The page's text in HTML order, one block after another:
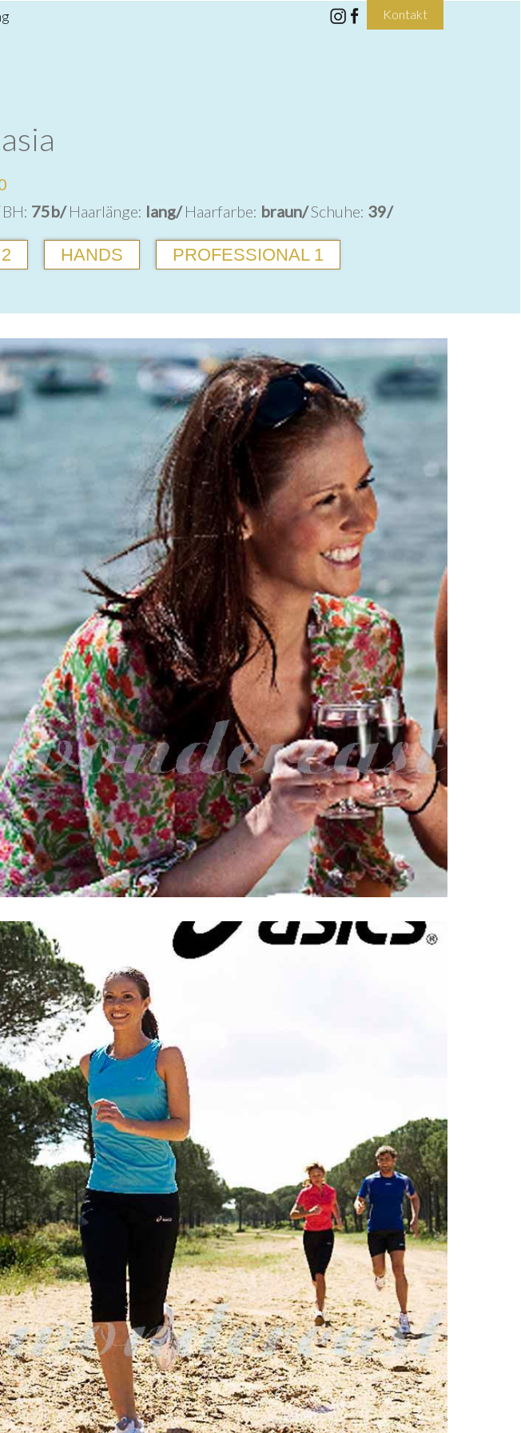
Kontakt
BH: 75b/Haarlänge: lang/Haarfarbe: braun/Schuhe: 39/
HANDS PROFESSIONAL 1